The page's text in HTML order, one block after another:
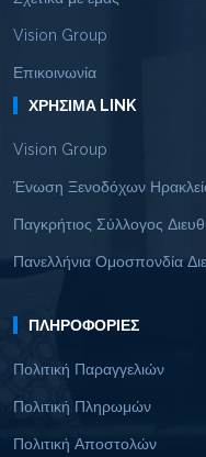
Vision Group
Επικοινωνία
ΧΡΉΣΙΜΑ LINK
Vision Group
Ένωση Ξενοδόχων
Παγκρήτιος Σύλλογος
Πανελλήνια Ομοσπονδία
ΠΛΗΡΟΦΟΡΊΕΣ
Πολιτική Παραγγελιών
Πολιτική Πληρωμών
Πολιτική Αποστολών